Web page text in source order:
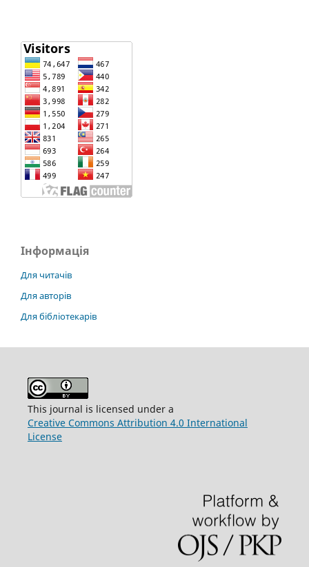
Інформація
Для читачів
Для авторів
Для бібліотекарів
This journal is licensed under a
Creative Commons Attribution 4.0 International
License